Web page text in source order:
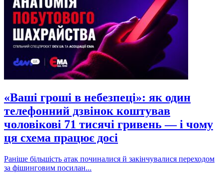
«Ваші гроші в небезпеці»: як один
телефонний дзвінок коштував
чоловікові 71 тисячі гривень — і чому
ця схема працює досі
Раніше більшість атак починалися й закінчувалися переходом
за фішинговим посилан...